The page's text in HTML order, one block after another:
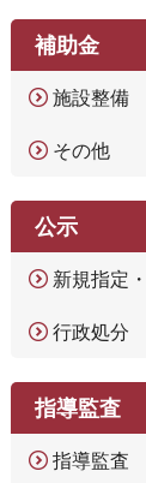
補助金
施設整備
その他
公示
新規指定
行政処分
指導監査
指導監査